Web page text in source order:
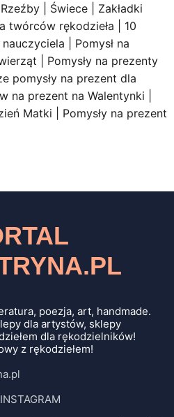
| Świece | Zakładki
twórców rękodzieła | 10
| Pomysł na
| Pomysły na prezenty
pomysły na prezent dla
na prezent na Walentynki |
Matki | Pomysły na prezent
poezja, art, handmade.
dla artystów, sklepy
dla rękodzielników!
z rękodziełem!
INSTAGRAM